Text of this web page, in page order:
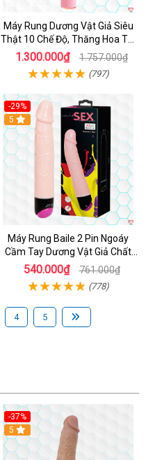
Máy Rung Dương Vật Giả Siêu
Thật 10 Chế Độ, Thăng Hoa Tối
Ưu
1.300.000₫ 1.757.000₫
(797)
-29%
Hot
5
Máy Rung Baile 2 Pin Ngoáy
Cầm Tay Dương Vật Giả Chất
Lượng
540.000₫ 761.000₫
(778)
4 5
-37%
5